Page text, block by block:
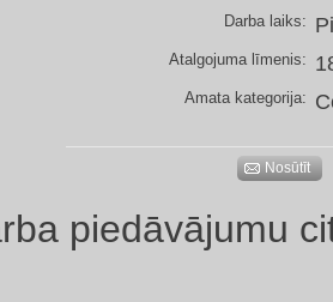
Darba laiks:
Atalgojuma līmenis:
Amata kategorija:
Nosūtīt
piedāvājumu